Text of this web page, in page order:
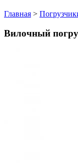
Главная >
Вилочный